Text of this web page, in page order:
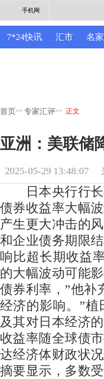
手机网
7*24快讯 汇市 名家
首页>> 专家汇评>> 正文
亚洲：美联储
2025-05-29 13:48:07
日本央行行长
债券收益率大幅
产生更大冲击的
和企业债务期限
响比超长期收益
的大幅波动可能
债券利率，”他补
经济的影响。”
及其对日本经济
收益率随全球债
达经济体财政状
摘要显示，多数